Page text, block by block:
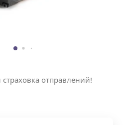
страховка отправлений!